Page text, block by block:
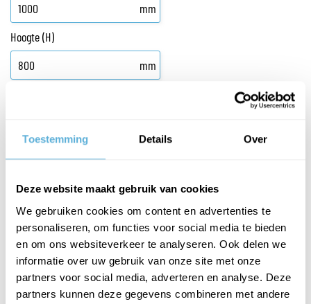
Toestemming Details Over
Deze website maakt gebruik van cookies
We gebruiken cookies om content en advertenties te
personaliseren, om functies voor social media te bieden
en om ons websiteverkeer te analyseren. Ook delen we
informatie over uw gebruik van onze site met onze
partners voor social media, adverteren en analyse. Deze
partners kunnen deze gegevens combineren met andere
mm
Hoogte (H)
mm
PLAATS IN WINKELWAGEN
GLAS IN LOOD VOOR DEUREN,
ERKERRAMEN EN EN-SUITE DEUREN